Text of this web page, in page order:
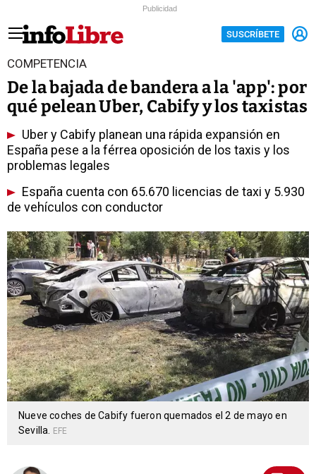
Publicidad
SUSCRÍBETE
COMPETENCIA
De la bajada de bandera a la 'app': por
qué pelean Uber, Cabify y los taxistas
Uber y Cabify planean una rápida expansión en
España pese a la férrea oposición de los taxis y los
problemas legales
España cuenta con 65.670 licencias de taxi y 5.930
de vehículos con conductor
Nueve coches de Cabify fueron quemados el 2 de mayo en
Sevilla.
EFE